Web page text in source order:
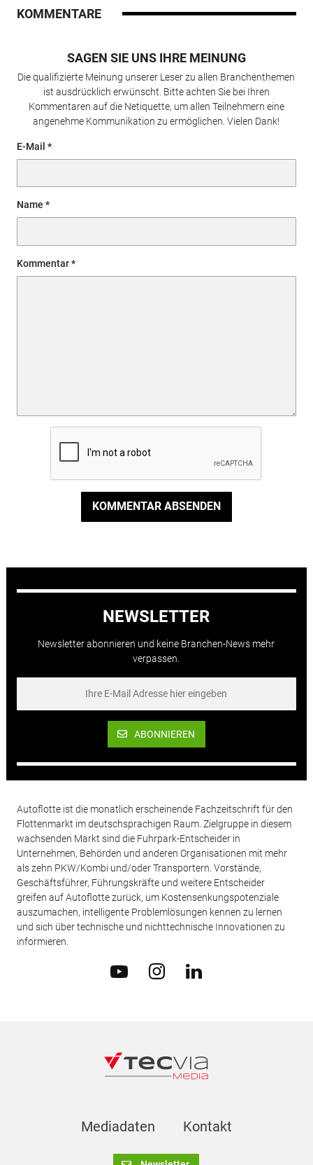
KOMMENTARE
SAGEN SIE UNS IHRE MEINUNG
Die qualifizierte Meinung unserer Leser zu allen Branchenthemen
ist ausdrücklich erwünscht. Bitte achten Sie bei Ihren
Kommentaren auf die Netiquette, um allen Teilnehmern eine
angenehme Kommunikation zu ermöglichen. Vielen Dank!
E-Mail
Name
Kommentar
KOMMENTAR ABSENDEN
NEWSLETTER
Newsletter abonnieren und keine Branchen-News mehr
verpassen.
ABONNIEREN
Autoflotte ist die monatlich erscheinende Fachzeitschrift für den
Flottenmarkt im deutschsprachigen Raum. Zielgruppe in diesem
wachsenden Markt sind die Fuhrpark-Entscheider in
Unternehmen, Behörden und anderen Organisationen mit mehr
als zehn PKW/Kombi und/oder Transportern. Vorstände,
Geschäftsführer, Führungskräfte und weitere Entscheider
greifen auf Autoflotte zurück, um Kostensenkungspotenziale
auszumachen, intelligente Problemlösungen kennen zu lernen
und sich über technische und nichttechnische Innovationen zu
informieren.
Mediadaten Kontakt